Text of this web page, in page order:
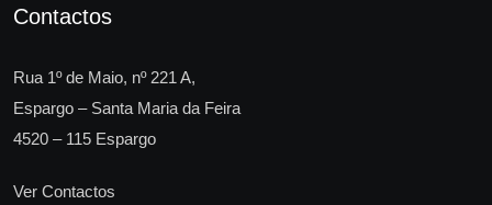
Contactos
Rua 1º de Maio, nº 221 A,
Espargo – Santa Maria da Feira
4520 – 115 Espargo
Ver Contactos